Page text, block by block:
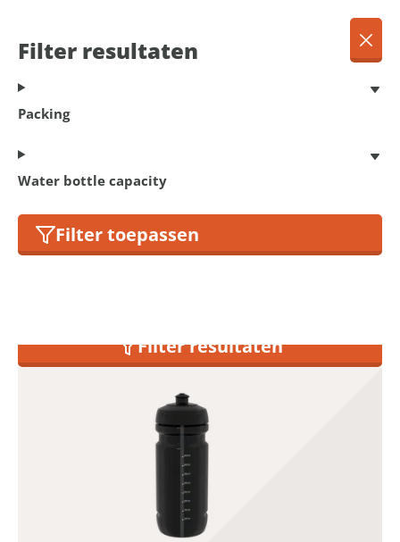
Menu
Water bottles
Filter resultaten
Filter resultaten
Packing
Water bottle capacity
Filter toepassen